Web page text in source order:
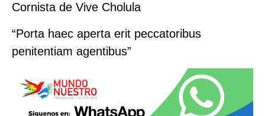
Cornista de Vive Cholula
“Porta haec aperta erit peccatoribus
penitentiam agentibus”